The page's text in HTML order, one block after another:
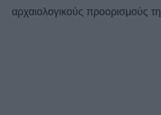
αρχαιολογικούς προορισμούς